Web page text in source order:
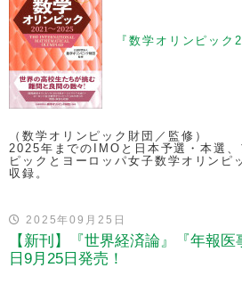
『数学オリンピック
（数学オリンピック財団／監修）
2025年までのIMOと日本予選・本選
ピックとヨーロッパ女子数学オリンピ
収録。
2025年09月25日
【新刊】『世界経済論』『年報
日9月25日発売！